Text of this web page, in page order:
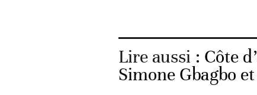
Lire aussi : Côte
Simone Gbagbo